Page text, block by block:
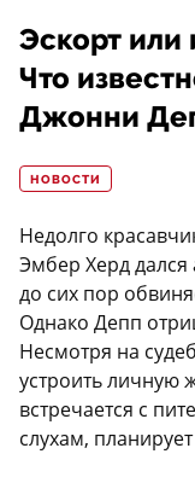
Эскорт или
Что
Джонни
НОВОСТИ
Недолго
Эмбер Херд дался
до сих пор
Однако Депп
Несмотря на
устроить личную
встречается с
слухам,